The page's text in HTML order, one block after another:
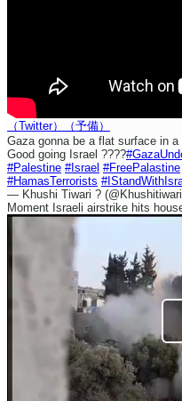
（Twitter）
（予備）
Gaza gonna be a flat surface in a
Good going Israel ????
#Palestine #Israel #FreePalastine
#HamasTerrorists
— Khushi Tiwari ?
Moment Israeli airstrike hits